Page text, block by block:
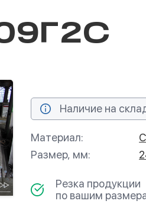
Наличие на
Материал:
Размер, мм:
Резка продукции
по вашим